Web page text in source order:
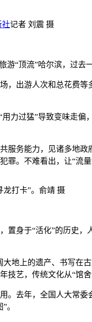
社记者 刘震 摄
“顶流”哈尔滨，过去
出游人次和总花费等
过猛”导致变味走偏
务能力，见诸多地政
罪。不难看出，让“流
龙打卡”。俞靖 摄
身于“活化”的历史，
上的遗产、书写在古
艺，传统文化从“馆
去年，全国人大常委
。